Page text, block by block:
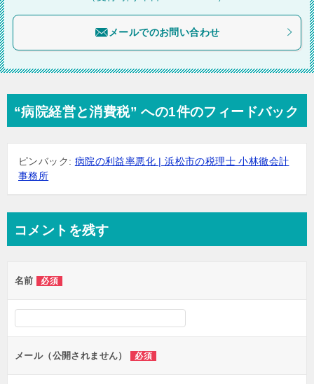
ョ
メールでのお問い合わせ
“病院経営と消費税” への1件のフィードバック
ピンバック: 病院の利益率悪化 | 浜松市の税理士 小林徹会計
事務所
コメントを残す
名前 必須
メール（公開されません） 必須